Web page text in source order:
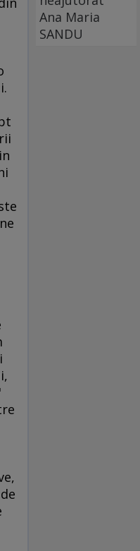
Ana Maria
SANDU